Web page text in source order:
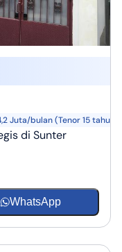
Juta/bulan (Tenor 15 tahun)
di Sunter
WhatsApp